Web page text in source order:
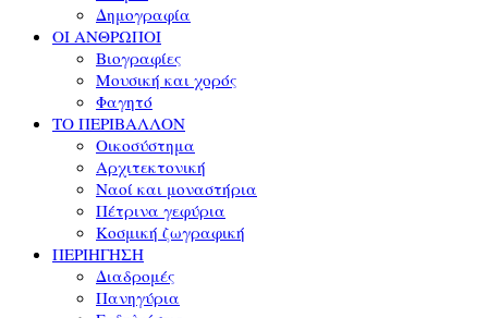
Δημογραφία
ΟΙ ΑΝΘΡΩΠΟΙ
Βιογραφίες
Μουσική και χορός
Φαγητό
ΤΟ ΠΕΡΙΒΑΛΛΟΝ
Οικοσύστημα
Αρχιτεκτονική
Ναοί και μοναστήρια
Πέτρινα γεφύρια
Κοσμική ζωγραφική
ΠΕΡΙΗΓΗΣΗ
Διαδρομές
Πανηγύρια